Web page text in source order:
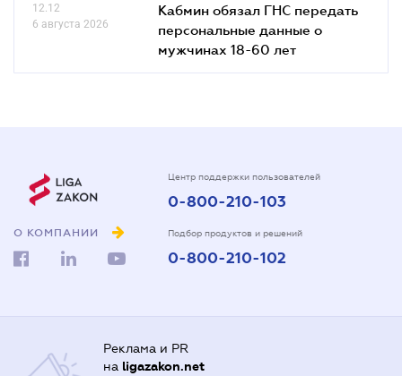
12.12
6 августа 2026
Кабмин обязал ГНС передать
персональные данные о
мужчинах 18-60 лет
О КОМПАНИИ
Центр поддержки пользователей
0-800-210-103
Подбор продуктов и решений
0-800-210-102
Реклама и PR
на ligazakon.net